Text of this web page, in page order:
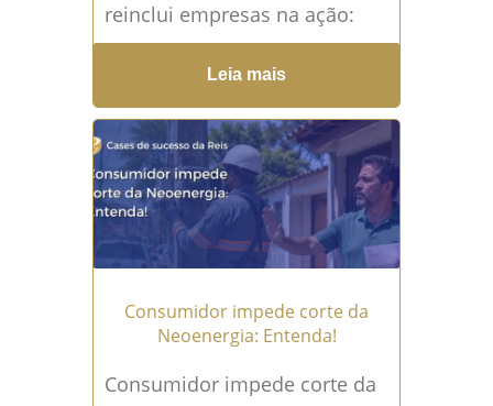
reinclui empresas na ação:
entenda a decisão Ser vítima
de golpe do PIX é uma
experiência que mistura
choque, medo, vergonha,
indignação e uma...Leia mais
→
Leia mais
Consumidor impede corte da
Neoenergia: Entenda!
Consumidor impede corte da